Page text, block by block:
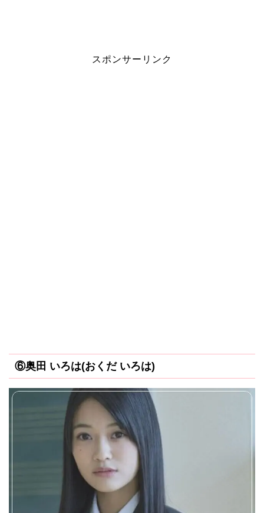
スポンサーリンク
⑥奥田 いろは(おくだ いろは)